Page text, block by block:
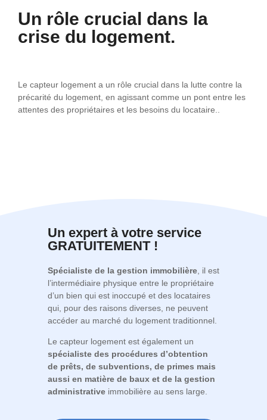
Un rôle crucial dans la
crise du logement.
Le capteur logement a un rôle crucial dans la lutte contre la
précarité du logement, en agissant comme un pont entre les
attentes des propriétaires et les besoins du locataire..
Un expert à votre service
GRATUITEMENT !
Spécialiste de la gestion immobilière , il est
l’intermédiaire physique entre le propriétaire
d’un bien qui est inoccupé et des locataires
qui, pour des raisons diverses, ne peuvent
accéder au marché du logement traditionnel.
Le capteur logement est également un
spécialiste des procédures d’obtention
de prêts, de subventions, de primes mais
aussi en matière de baux et de la gestion
administrative immobilière au sens large.